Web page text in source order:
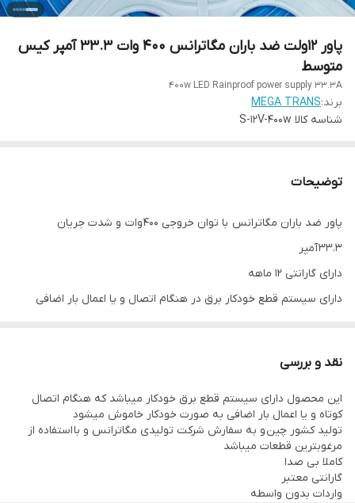
پاور ۱۲ولت ضد باران مگاترانس 400 وات 33.3 آمپر کیس
متوسط
400w LED Rainproof power supply 33.3A
برند:MEGA TRANS
شناسه کالا S-12V-۴۰۰w
توضیحات
پاور ضد باران مگاترانس با توان خروجی ۴۰۰ وات و شدت جریان
۳۳.۳ آمپر
دارای گارانتی ۱۲ ماهه
دارای سیستم قطع خودکار برق در هنگام اتصال و یا اعمال بار اضافی
پرقدرت و بادوام و بدون صدای اضافی
جهت خریدهای عمده لطفا تماس بگیرید
نقد و بررسی
این محصول دارای سیستم قطع برق خودکار میباشد که هنگام اتصال
کوتاه و یا اعمال بار اضافی به صورت خودکار خاموش میشود
تولید کشور چین و به سفارش شرکت تولیدی مگاترانس و با استفاده از
مرغوبترین قطعات میباشد
کاملا بی صدا
گارانتی معتبر
واردات بدون واسطه